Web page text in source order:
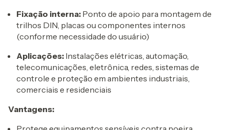
Fixação interna: Ponto de apoio para montagem de
trilhos DIN, placas ou componentes internos
(conforme necessidade do usuário)
Aplicações: Instalações elétricas, automação,
telecomunicações, eletrônica, redes, sistemas de
controle e proteção em ambientes industriais,
comerciais e residenciais
Vantagens: